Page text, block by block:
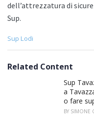
dell’attrezzatura di
Sup.
C
e
Sup Lodi
Related Content
Sup
a
o fare
BY SIMONE